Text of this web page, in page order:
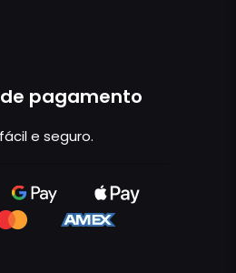
pagamento
e seguro.